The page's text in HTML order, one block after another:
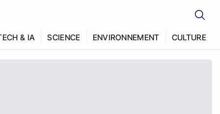
& IA SCIENCE ENVIRONNEMENT CULTURE